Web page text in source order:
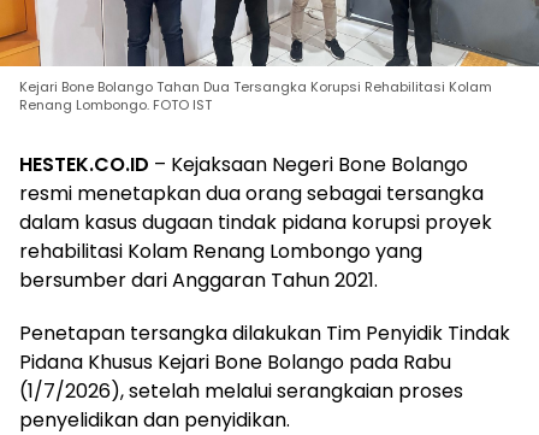
Kejari Bone Bolango Tahan Dua Tersangka Korupsi Rehabilitasi Kolam
Renang Lombongo. FOTO IST
HESTEK.CO.ID – Kejaksaan Negeri Bone Bolango
resmi menetapkan dua orang sebagai tersangka
dalam kasus dugaan tindak pidana korupsi proyek
rehabilitasi Kolam Renang Lombongo yang
bersumber dari Anggaran Tahun 2021.
Penetapan tersangka dilakukan Tim Penyidik Tindak
Pidana Khusus Kejari Bone Bolango pada Rabu
(1/7/2026), setelah melalui serangkaian proses
penyelidikan dan penyidikan.